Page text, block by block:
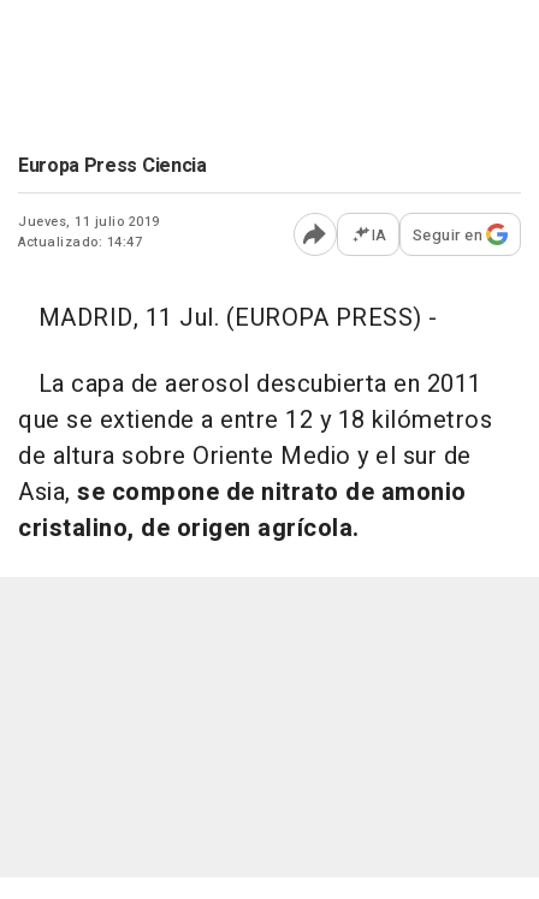
Europa Press Ciencia
Jueves, 11 julio 2019
Actualizado: 14:47
Abrir opciones para
IA Seguir en
MADRID, 11 Jul. (EUROPA PRESS) -
La capa de aerosol descubierta en 2011
que se extiende a entre 12 y 18 kilómetros
de altura sobre Oriente Medio y el sur de
Asia, se compone de nitrato de amonio
cristalino, de origen agrícola.